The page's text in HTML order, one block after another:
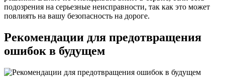
подозрения на серьезные неисправности, так как это может
повлиять на вашу безопасность на дороге.
Рекомендации для предотвращения
ошибок в будущем